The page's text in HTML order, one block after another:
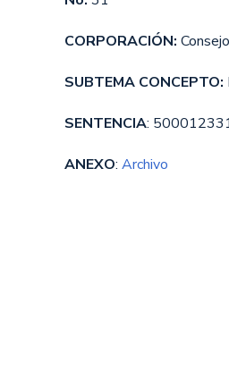
CORPORACIÓN:
SUBTEMA CONCEPTO:
SENTENCIA:
ANEXO: Archivo